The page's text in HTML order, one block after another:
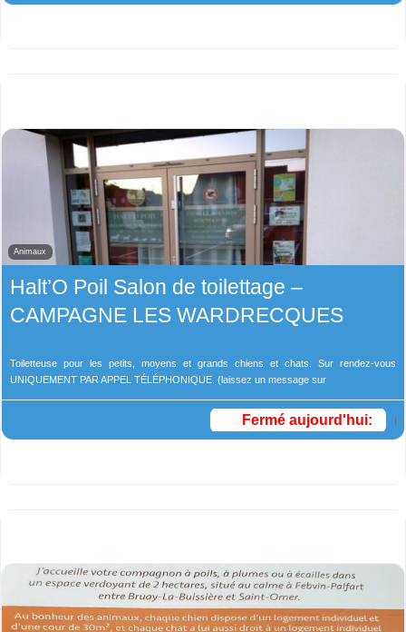
Animaux
Halt’O Poil Salon de toilettage –
CAMPAGNE LES WARDRECQUES
Toiletteuse pour les petits, moyens et grands chiens et chats. Sur rendez-vous
UNIQUEMENT PAR APPEL TÉLÉPHONIQUE. (laissez un message sur
Fermé aujourd'hui: